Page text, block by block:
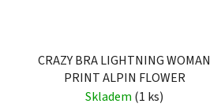
CRAZY BRA LIGHTNING WOMAN
PRINT ALPIN FLOWER
Skladem (1 ks)